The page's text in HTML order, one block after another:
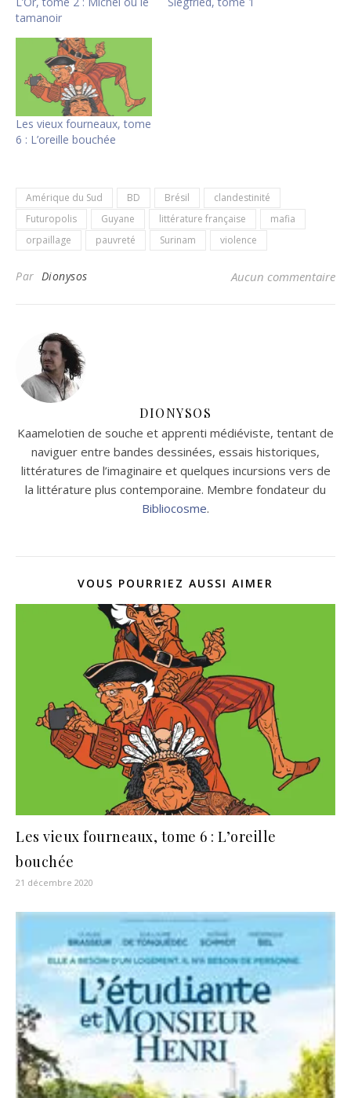
tamanoir
Les vieux fourneaux, tome
6 : L’oreille bouchée
Amérique du Sud BD Brésil
clandestinité
Futuropolis
Guyane littérature française
mafia
orpaillage
pauvreté Surinam violence
Par Dionysos Aucun commentaire
DIONYSOS
Kaamelotien de souche et apprenti médiéviste, tentant de
naviguer entre bandes dessinées, essais historiques,
littératures de l’imaginaire et quelques incursions vers de
la littérature plus contemporaine. Membre fondateur du
Bibliocosme.
VOUS POURRIEZ AUSSI AIMER
Les vieux fourneaux, tome 6 : L’oreille
bouchée
21 décembre 2020